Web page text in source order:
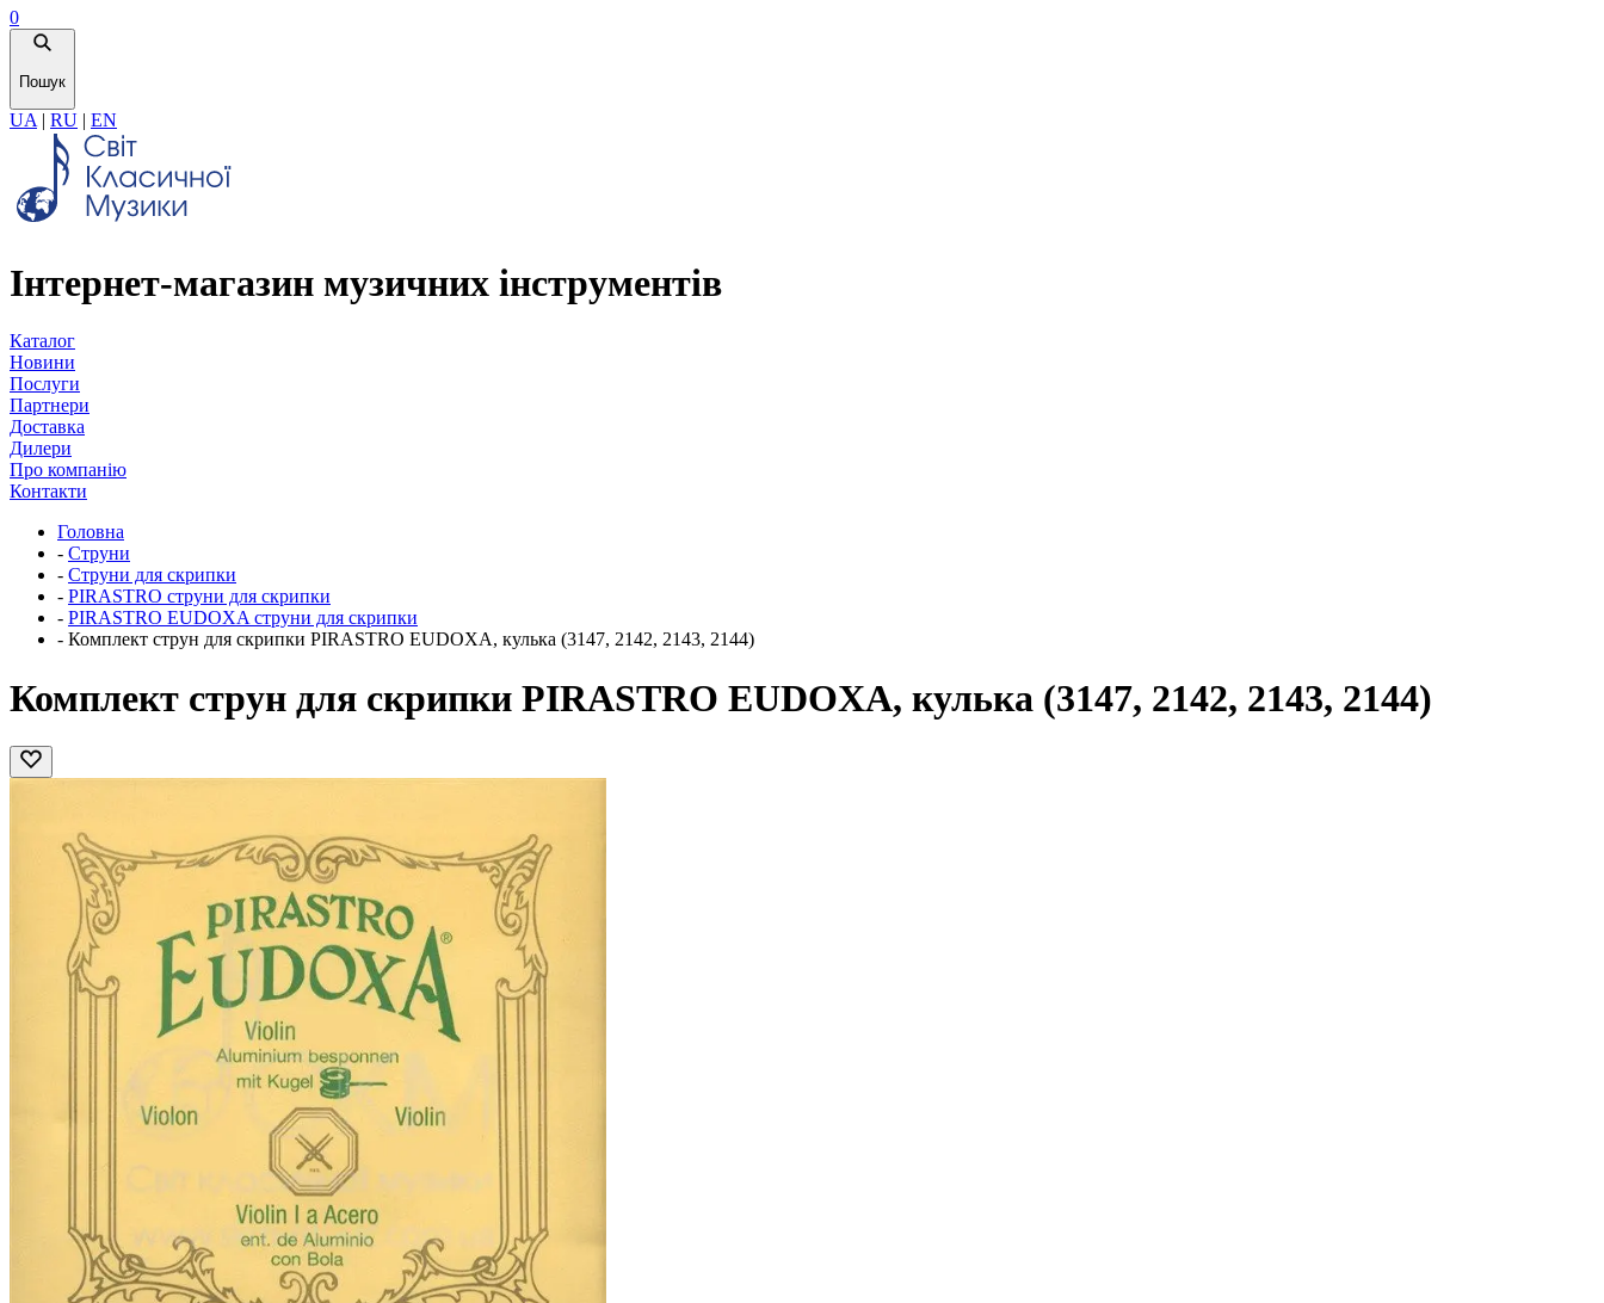
0
Пошук
UA | RU | EN
Інтернет-магазин музичних інструментів
Каталог
Новини
Послуги
Партнери
Доставка
Дилери
Про компанію
Контакти
Головна
- Струни
- Струни для скрипки
- PIRASTRO струни для скрипки
- PIRASTRO EUDOXA струни для скрипки
- Комплект струн для скрипки PIRASTRO EUDOXA, кулька (3147, 2142, 2143, 2144)
Комплект струн для скрипки PIRASTRO EUDOXA, кулька (3147, 2142, 2143, 2144)